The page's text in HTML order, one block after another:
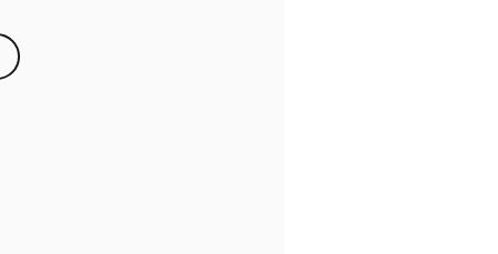
in New Tab